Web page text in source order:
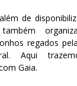
de
regados
Aqui
Gaia.